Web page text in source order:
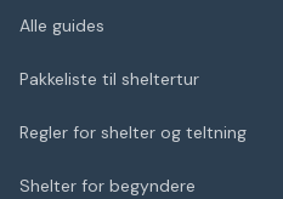
Alle guides
Pakkeliste til sheltertur
Regler for shelter og teltning
Shelter for begyndere